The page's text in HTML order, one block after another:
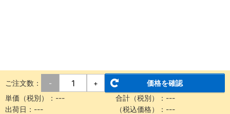
ご注文数： - +
価格を確認
単価（税別）： --- 合計（税別）： ---
出荷日： --- （税込価格）： ---